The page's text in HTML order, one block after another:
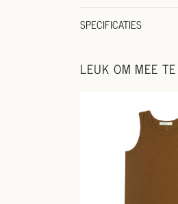
SPECIFICATIES
LEUK OM MEE